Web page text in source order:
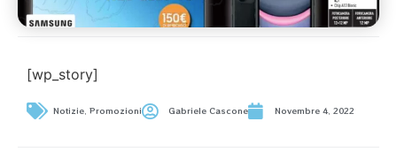
[wp_story]
Notizie, Promozioni Gabriele Cascone Novembre 4, 2022